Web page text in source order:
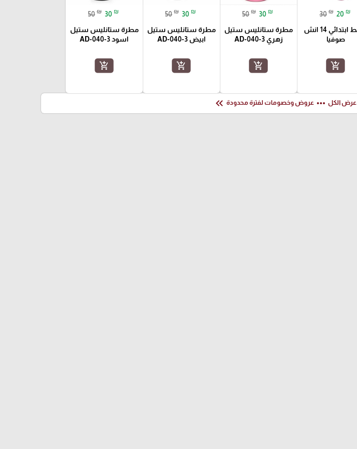
30 ₪ 20 ₪
شنط ابتدائي 14 انش
صوفيا
add_shopping_cart
50 ₪ 30 ₪
مطرة ستانليس ستيل
زهري AD-040-3
add_shopping_cart
50 ₪ 30 ₪
مطرة ستانليس ستيل
ابيض AD-040-3
add_shopping_cart
50 ₪ 30 ₪
مطرة ستانليس ستيل
اسود AD-040-3
add_shopping_cart
عرض الكل more_horiz عروض وخصومات لفترة محدودة keyboard_double_arrow_left